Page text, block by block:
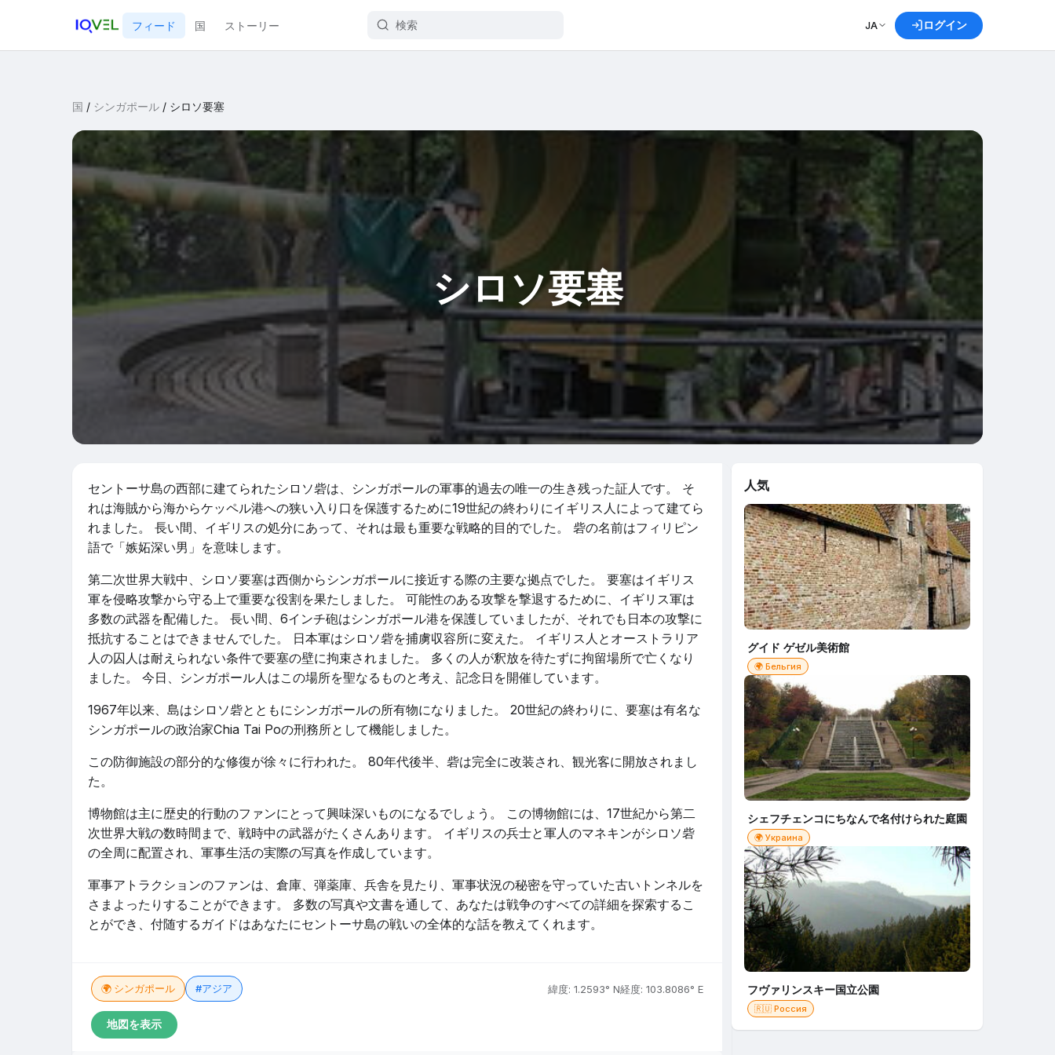
フィード 国 ストーリー JA ログイン
国 / シンガポール / シロソ要塞
シロソ要塞
セントーサ島の西部に建てられたシロソ砦は、シンガポールの軍事的過去の唯一の生き残った証人です。 そ
れは海賊から海からケッペル港への狭い入り口を保護するために19世紀の終わりにイギリス人によって建てら
れました。 長い間、イギリスの処分にあって、それは最も重要な戦略的目的でした。 砦の名前はフィリピン
語で「嫉妬深い男」を意味します。
第二次世界大戦中、シロソ要塞は西側からシンガポールに接近する際の主要な拠点でした。 要塞はイギリス
軍を侵略攻撃から守る上で重要な役割を果たしました。 可能性のある攻撃を撃退するために、イギリス軍は
多数の武器を配備した。 長い間、6インチ砲はシンガポール港を保護していましたが、それでも日本の攻撃に
抵抗することはできませんでした。 日本軍はシロソ砦を捕虜収容所に変えた。 イギリス人とオーストラリア
人の囚人は耐えられない条件で要塞の壁に拘束されました。 多くの人が釈放を待たずに拘留場所で亡くなり
ました。 今日、シンガポール人はこの場所を聖なるものと考え、記念日を開催しています。
1967年以来、島はシロソ砦とともにシンガポールの所有物になりました。 20世紀の終わりに、要塞は有名な
シンガポールの政治家Chia Tai Poの刑務所として機能しました。
この防御施設の部分的な修復が徐々に行われた。 80年代後半、砦は完全に改装され、観光客に開放されまし
た。
博物館は主に歴史的行動のファンにとって興味深いものになるでしょう。 この博物館には、17世紀から第二
次世界大戦の数時間まで、戦時中の武器がたくさんあります。 イギリスの兵士と軍人のマネキンがシロソ砦
の全周に配置され、軍事生活の実際の写真を作成しています。
軍事アトラクションのファンは、倉庫、弾薬庫、兵舎を見たり、軍事状況の秘密を守っていた古いトンネルを
さまよったりすることができます。 多数の写真や文書を通して、あなたは戦争のすべての詳細を探索するこ
とができ、付随するガイドはあなたにセントーサ島の戦いの全体的な話を教えてくれます。
🌍 シンガポール #アジア 緯度: 1.2593° N経度: 103.8086° E
地図を表示
人気
グイド ゲゼル美術館
🌍 Бельгия
シェフチェンコにちなんで名付けられた庭園
🌍 Украина
フヴァリンスキー国立公園
🇷🇺 Россия